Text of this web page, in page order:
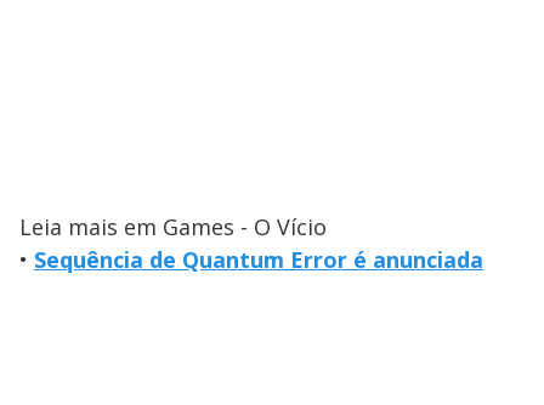
Leia mais em Games - O Vício
• Sequência de Quantum Error é anunciada